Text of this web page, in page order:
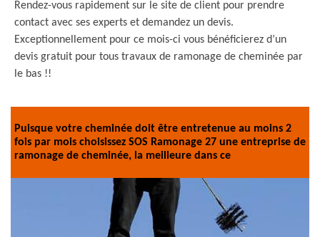
Rendez-vous rapidement sur le site de client pour prendre
contact avec ses experts et demandez un devis.
Exceptionnellement pour ce mois-ci vous bénéficierez d’un
devis gratuit pour tous travaux de ramonage de cheminée par
le bas !!
Puisque votre cheminée doit être entretenue au moins 2
fois par mois choisissez SOS Ramonage 27 une entreprise de
ramonage de cheminée, la meilleure dans ce